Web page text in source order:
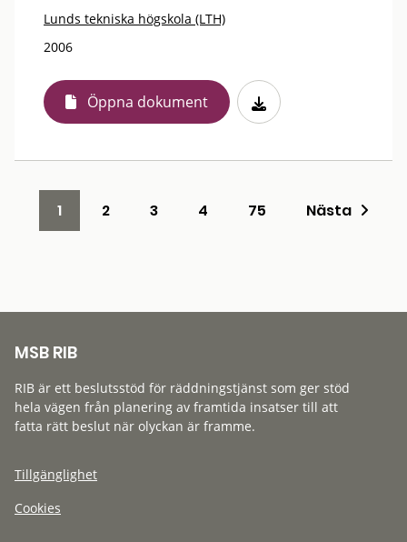
Lunds tekniska högskola (LTH)
2006
Öppna dokument
1 2 3 4 75 Nästa
MSB RIB
RIB är ett beslutsstöd för räddningstjänst som ger stöd
hela vägen från planering av framtida insatser till att
fatta rätt beslut när olyckan är framme.
Tillgänglighet
Cookies